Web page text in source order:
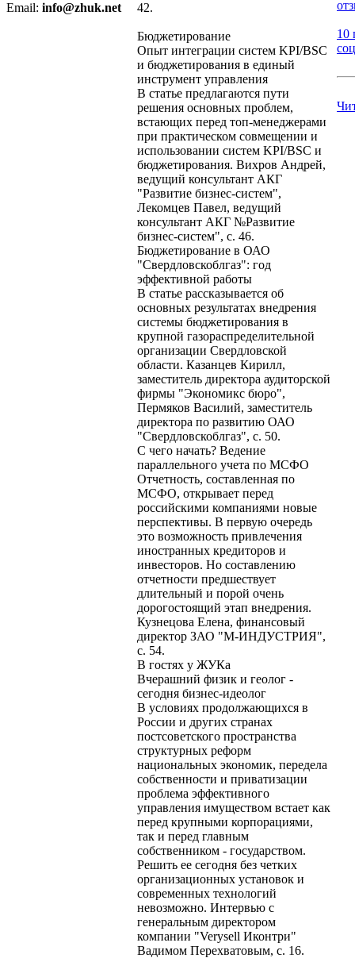
Email: info@zhuk.net
42.
Бюджетирование
Опыт интеграции систем KPI/BSC
и бюджетирования в единый
инструмент управления
В статье предлагаются пути
решения основных проблем,
встающих перед топ-менеджерами
при практическом совмещении и
использовании систем KPI/BSC и
бюджетирования. Вихров Андрей,
ведущий консультант АКГ
"Развитие бизнес-систем",
Лекомцев Павел, ведущий
консультант АКГ №Развитие
бизнес-систем", с. 46.
Бюджетирование в ОАО
"Свердловскоблгаз": год
эффективной работы
В статье рассказывается об
основных результатах внедрения
системы бюджетирования в
крупной газораспределительной
организации Свердловской
области. Казанцев Кирилл,
заместитель директора аудиторской
фирмы "Экономикс бюро",
Пермяков Василий, заместитель
директора по развитию ОАО
"Свердловскоблгаз", с. 50.
С чего начать? Ведение
параллельного учета по МСФО
Отчетность, составленная по
МСФО, открывает перед
российскими компаниями новые
перспективы. В первую очередь
это возможность привлечения
иностранных кредиторов и
инвесторов. Но составлению
отчетности предшествует
длительный и порой очень
дорогостоящий этап внедрения.
Кузнецова Елена, финансовый
директор ЗАО "М-ИНДУСТРИЯ",
с. 54.
В гостях у ЖУКа
Вчерашний физик и геолог -
сегодня бизнес-идеолог
В условиях продолжающихся в
России и других странах
постсоветского пространства
структурных реформ
национальных экономик, передела
собственности и приватизации
проблема эффективного
управления имуществом встает как
перед крупными корпорациями,
так и перед главным
собственником - государством.
Решить ее сегодня без четких
организационных установок и
современных технологий
невозможно. Интервью с
генеральным директором
компании "Verysell Иконтри"
Вадимом Перехватовым, с. 16.
10